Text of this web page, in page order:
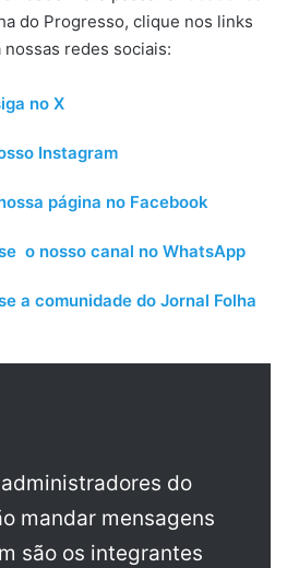
do Progresso, clique nos links
nossas redes sociais:
no X
Instagram
página no Facebook
o nosso canal no WhatsApp
a comunidade do Jornal Folha
do
mandar mensagens
são os integrantes